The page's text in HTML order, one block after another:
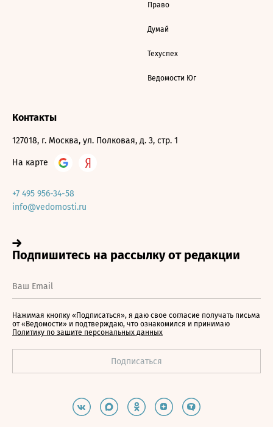
Право
Думай
Техуспех
Ведомости Юг
Контакты
127018, г. Москва, ул. Полковая, д. 3, стр. 1
На карте
+7 495 956-34-58
info@vedomosti.ru
Нажимая кнопку «Подписаться», я даю свое согласие получать письма
от «Ведомости» и подтверждаю, что ознакомился и принимаю
Политику по защите персональных данных